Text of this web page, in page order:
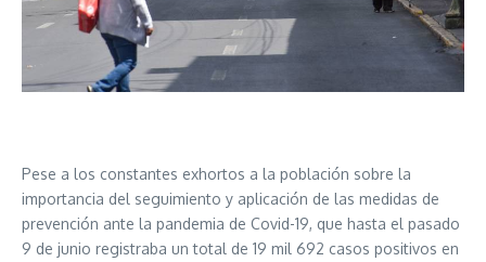
Pese a los constantes exhortos a la población sobre la
importancia del seguimiento y aplicación de las medidas de
prevención ante la pandemia de Covid-19, que hasta el pasado
9 de junio registraba un total de 19 mil 692 casos positivos en